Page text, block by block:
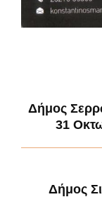
Δήμος
31
Δήμος